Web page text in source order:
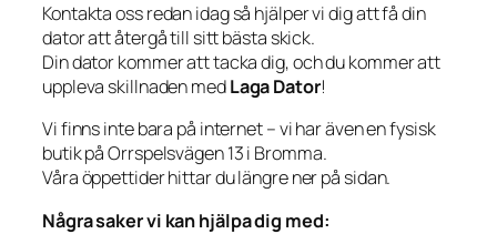
Kontakta oss redan idag så hjälper vi dig att få din
dator att återgå till sitt bästa skick.
Din dator kommer att tacka dig, och du kommer att
uppleva skillnaden medLaga Dator!
Vi finns inte bara på internet – vi har även en fysisk
butik på Orrspelsvägen 13 i Bromma.
Våra öppettider hittar du längre ner på sidan.
Några saker vi kan hjälpa dig med: